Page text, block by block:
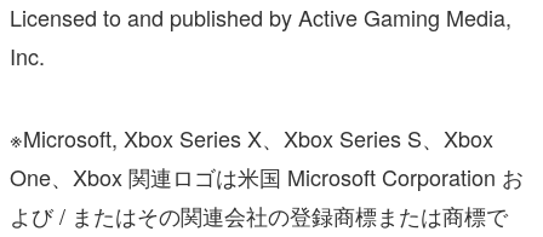
Licensed to and published by Active Gaming Media,
Inc.
※Microsoft, Xbox Series X、Xbox Series S、Xbox
One、Xbox 関連ロゴは米国 Microsoft Corporation お
よび / またはその関連会社の登録商標または商標で